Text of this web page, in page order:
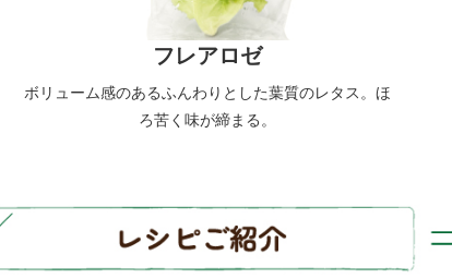
フレアロゼ
ボリューム感のあるふんわりとした葉質のレタス。ほ
ろ苦く味が締まる。